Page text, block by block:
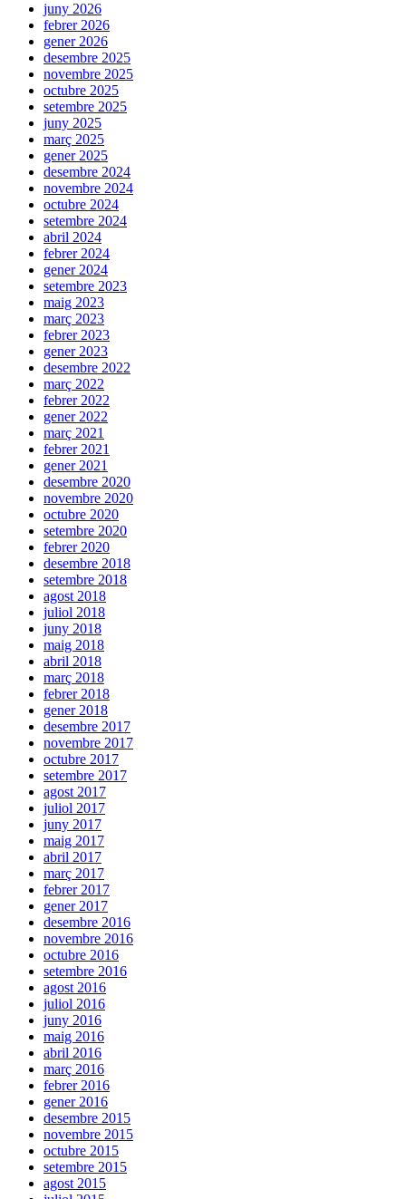
juny 2026
febrer 2026
gener 2026
desembre 2025
novembre 2025
octubre 2025
setembre 2025
juny 2025
març 2025
gener 2025
desembre 2024
novembre 2024
octubre 2024
setembre 2024
abril 2024
febrer 2024
gener 2024
setembre 2023
maig 2023
març 2023
febrer 2023
gener 2023
desembre 2022
març 2022
febrer 2022
gener 2022
març 2021
febrer 2021
gener 2021
desembre 2020
novembre 2020
octubre 2020
setembre 2020
febrer 2020
desembre 2018
setembre 2018
agost 2018
juliol 2018
juny 2018
maig 2018
abril 2018
març 2018
febrer 2018
gener 2018
desembre 2017
novembre 2017
octubre 2017
setembre 2017
agost 2017
juliol 2017
juny 2017
maig 2017
abril 2017
març 2017
febrer 2017
gener 2017
desembre 2016
novembre 2016
octubre 2016
setembre 2016
agost 2016
juliol 2016
juny 2016
maig 2016
abril 2016
març 2016
febrer 2016
gener 2016
desembre 2015
novembre 2015
octubre 2015
setembre 2015
agost 2015